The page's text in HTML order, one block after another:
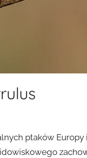
ptaków Europy